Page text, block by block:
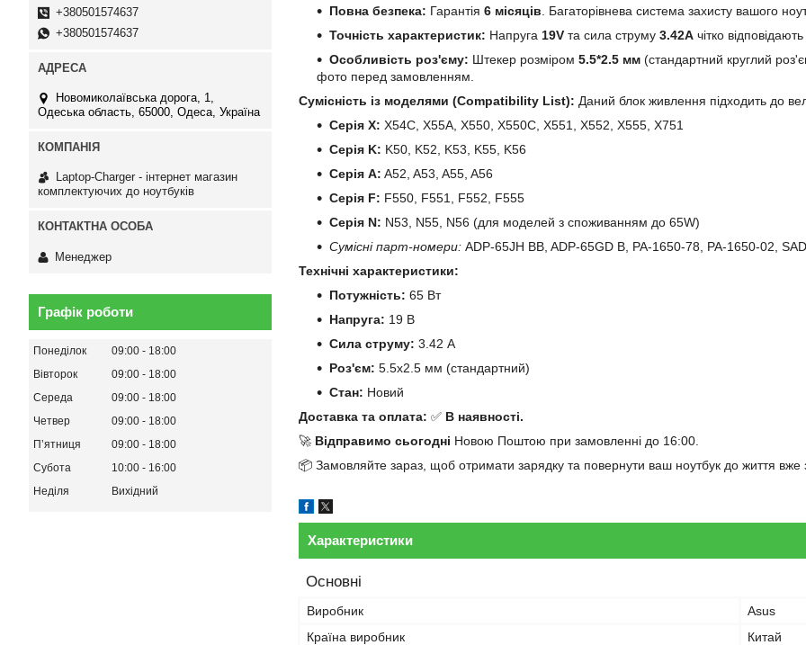
Повна безпека: Гарантія 6 місяців . Багаторівнева система захисту вашого
Точність характеристик: Напруга 19V та сила струму 3.42A чітко
Особливість роз'єму: Штекер розміром 5.5*2.5 мм (стандартний круглий
фото перед замовленням.
Сумісність із моделями (Compatibility List): Даний блок живлення підходить до
Серія X: X54C, X55A, X550, X550C, X551, X552, X555, X751
Серія K: K50, K52, K53, K55, K56
Серія A: A52, A53, A55, A56
Серія F: F550, F551, F552, F555
Серія N: N53, N55, N56 (для моделей з споживанням до 65W)
Сумісні парт-номери: ADP-65JH BB, ADP-65GD B, PA-1650-78, PA-1650-02,
Технічні характеристики:
Потужність: 65 Вт
Напруга: 19 В
Сила струму: 3.42 А
Роз'єм: 5.5x2.5 мм (стандартний)
Стан: Новий
Доставка та оплата: ✅ В наявності.
🚀 Відправимо сьогодні Новою Поштою при замовленні до 16:00.
📦 Замовляйте зараз, щоб отримати зарядку та повернути ваш ноутбук до життя вже
Характеристики
Основні
Виробник
Asus
Країна виробник
Китай
+380501574637
+380501574637
Новомиколаївська дорога, 1,
Одеська область, 65000, Одеса, Україна
Laptop-Charger - інтернет магазин
комплектуючих до ноутбуків
Менеджер
Графік роботи
Понеділок 09:00
18:00
Вівторок
09:00
18:00
Середа
09:00
18:00
Четвер
09:00
18:00
Пʼятниця
09:00
18:00
Субота
10:00
16:00
Неділя
Вихідний